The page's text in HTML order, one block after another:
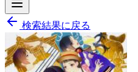
検索結果に戻る